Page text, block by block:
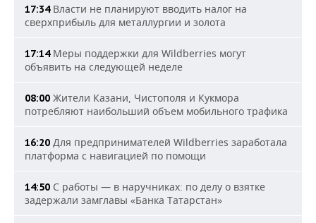
17:34Власти не планируют вводить налог на
сверхприбыль для металлургии и золота
17:14Меры поддержки для Wildberries могут
объявить на следующей неделе
08:00 Жители Казани, Чистополя и Кукмора
потребляют наибольший объем мобильного трафика
16:20 Для предпринимателей Wildberries заработала
платформа с навигацией по помощи
14:50 С работы — в наручниках: по делу о взятке
задержали замглавы «Банка Татарстан»